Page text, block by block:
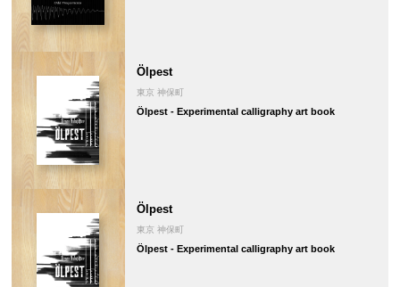
Ölpest
東京 神保町
Ölpest - Experimental calligraphy art book
Ölpest
東京 神保町
Ölpest - Experimental calligraphy art book